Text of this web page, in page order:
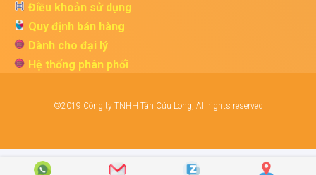
Điều khoản sử dụng
Quy định bán hàng
Dành cho đại lý
Hệ thống phân phối
©2019 Công ty TNHH Tân Cửu Long, All rights reserved